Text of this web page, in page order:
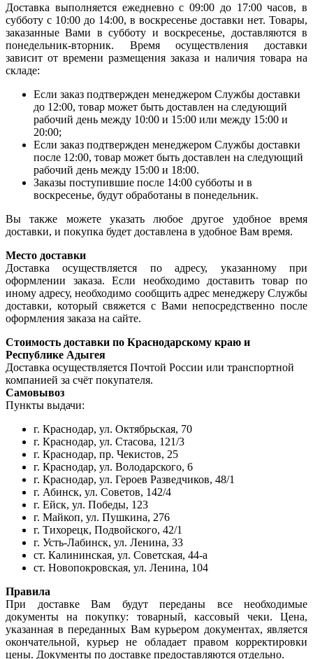
Доставка выполняется ежедневно с 09:00 до 17:00 часов, в
субботу с 10:00 до 14:00, в воскресенье доставки нет. Товары,
заказанные Вами в субботу и воскресенье, доставляются в
понедельник-вторник. Время осуществления доставки
зависит от времени размещения заказа и наличия товара на
складе:
Если заказ подтвержден менеджером Службы доставки
до 12:00, товар может быть доставлен на следующий
рабочий день между 10:00 и 15:00 или между 15:00 и
20:00;
Если заказ подтвержден менеджером Службы доставки
после 12:00, товар может быть доставлен на следующий
рабочий день между 15:00 и 18:00.
Заказы поступившие после 14:00 субботы и в
воскресенье, будут обработаны в понедельник.
Вы также можете указать любое другое удобное время
доставки, и покупка будет доставлена в удобное Вам время.
Место доставки
Доставка осуществляется по адресу, указанному при
оформлении заказа. Если необходимо доставить товар по
иному адресу, необходимо сообщить адрес менеджеру Службы
доставки, который свяжется с Вами непосредственно после
оформления заказа на сайте.
Стоимость доставки по Краснодарскому краю и
Республике Адыгея
Доставка осуществляется Почтой России или транспортной
компанией за счёт покупателя.
Самовывоз
Пункты выдачи:
г. Краснодар, ул. Октябрьская, 70
г. Краснодар, ул. Стасова, 121/3
г. Краснодар, пр. Чекистов, 25
г. Краснодар, ул. Володарского, 6
г. Краснодар, ул. Героев Разведчиков, 48/1
г. Абинск, ул. Советов, 142/4
г. Ейск, ул. Победы, 123
г. Майкоп, ул. Пушкина, 276
г. Тихорецк, Подвойского, 42/1
г. Усть-Лабинск, ул. Ленина, 33
ст. Калининская, ул. Советская, 44-а
ст. Новопокровская, ул. Ленина, 104
Правила
При доставке Вам будут переданы все необходимые
документы на покупку: товарный, кассовый чеки. Цена,
указанная в переданных Вам курьером документах, является
окончательной, курьер не обладает правом корректировки
цены. Документы по доставке предоставляются отдельно.